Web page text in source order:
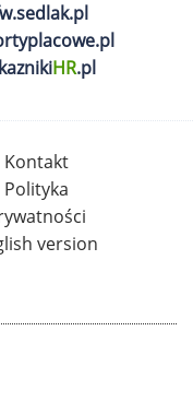
HR.pl
Kontakt
Polityka
version